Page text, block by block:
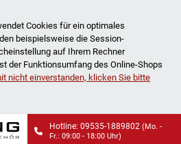
Cookies für ein optimales
beispielsweise die Session-
auf Ihrem Rechner
der Funktionsumfang des Online-Shops
nicht einverstanden, klicken Sie bitte
Hotline: 09535-1889802(Mo. -
Fr.: 09:00 - 18:00 Uhr)